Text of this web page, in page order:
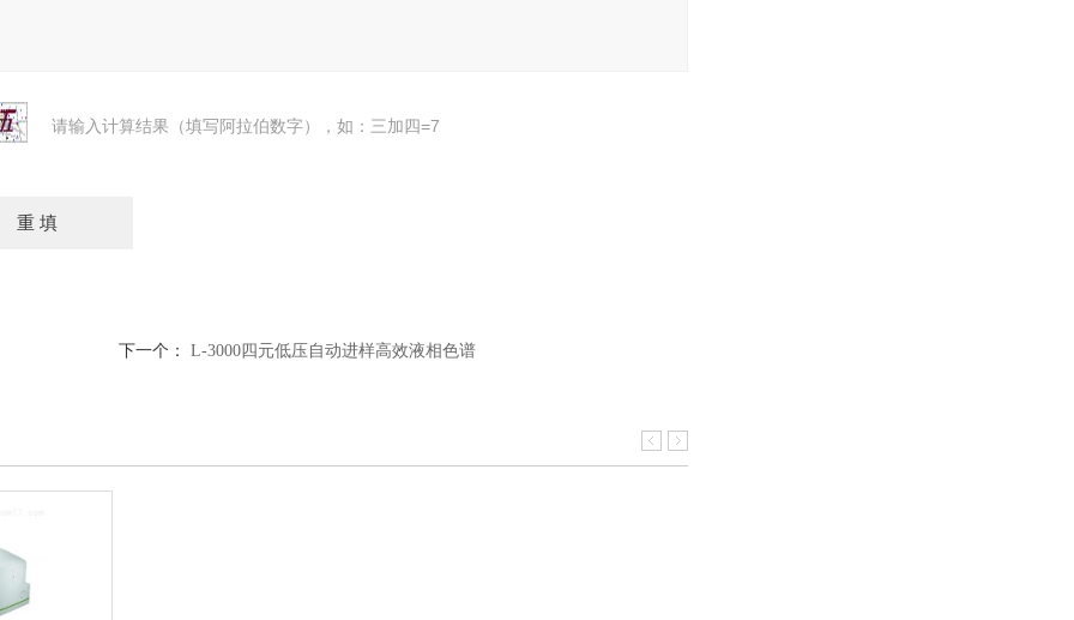
请输入计算结果（填写阿拉伯数字），如：三加四=7
下一个： L-3000四元低压自动进样高效液相色谱